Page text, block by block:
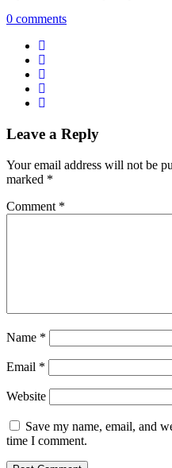
0 comments
Leave a Reply
Your email address will not be
marked *
Comment *
Name *
Email *
Website
Save my name, email, and
time I comment.